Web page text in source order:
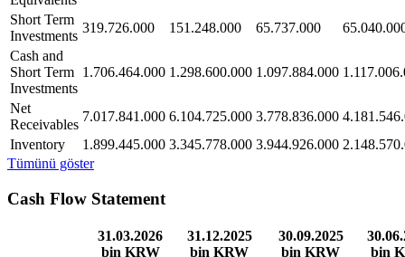
Short Term
Investments
319.726.000 151.248.000 65.737.000
Cash and
Short Term
Investments
1.706.464.000 1.298.600.000 1.097.884.000
Net
Receivables
7.017.841.000 6.104.725.000 3.778.836.000
Inventory
1.899.445.000 3.345.778.000 3.944.926.000
Tümünü göster
Cash Flow Statement
31.03.2026
bin KRW
31.12.2025
bin KRW
30.09.2025
bin KRW
bin